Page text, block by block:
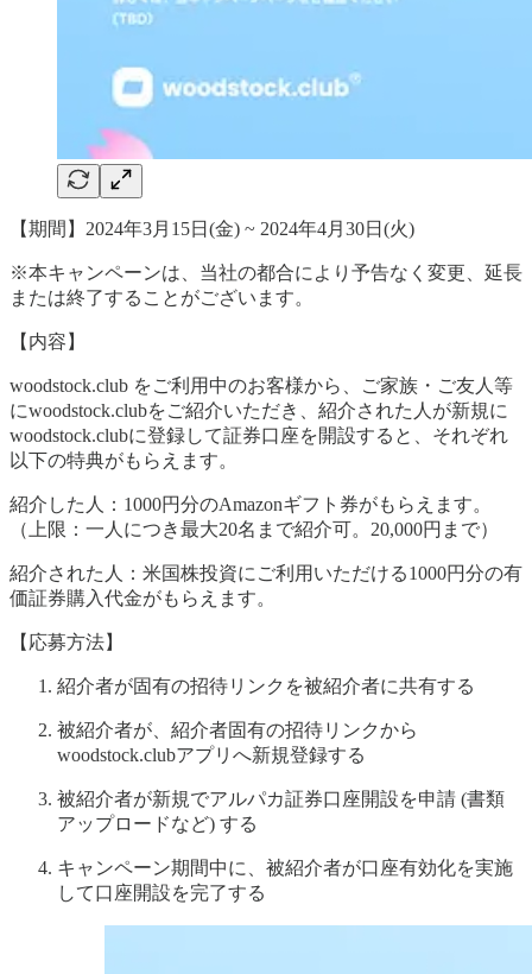
【期間】2024年3月15日(金) ~ 2024年4月30日(火)
※本キャンペーンは、当社の都合により予告なく変更、延長
または終了することがございます。
【内容】
woodstock.club をご利用中のお客様から、ご家族・ご友人等
にwoodstock.clubをご紹介いただき、紹介された人が新規に
woodstock.clubに登録して証券口座を開設すると、それぞれ
以下の特典がもらえます。
紹介した人：1000円分のAmazonギフト券がもらえます。
（上限：一人につき最大20名まで紹介可。20,000円まで）
紹介された人：米国株投資にご利用いただける1000円分の有
価証券購入代金がもらえます。
【応募方法】
紹介者が固有の招待リンクを被紹介者に共有する
被紹介者が、紹介者固有の招待リンクから
woodstock.clubアプリへ新規登録する
被紹介者が新規でアルパカ証券口座開設を申請 (書類
アップロードなど) する
キャンペーン期間中に、被紹介者が口座有効化を実施
して口座開設を完了する